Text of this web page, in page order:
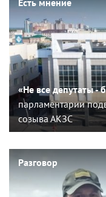
Есть мнение
«Не все депутаты -
парламентарии
созыва АКЗС
Разговор